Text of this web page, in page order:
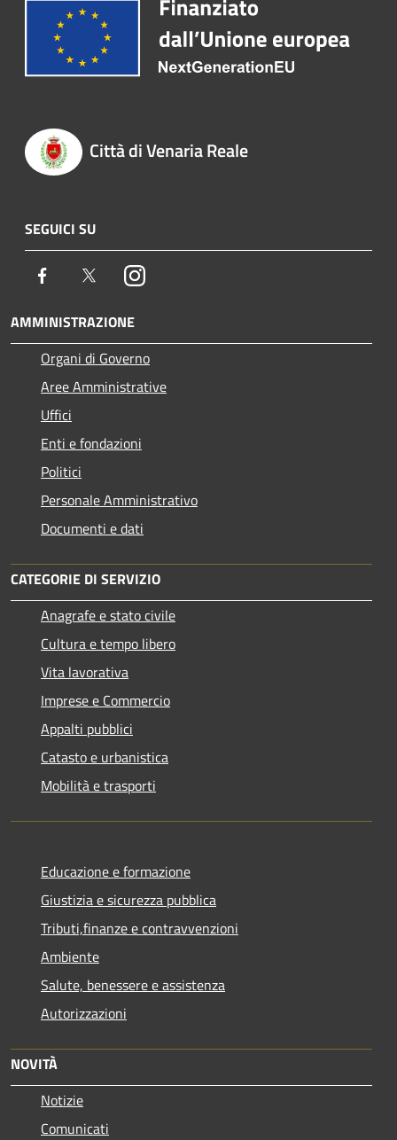
Città di Venaria Reale
SEGUICI SU
Facebook TwitterInstagram
AMMINISTRAZIONE
Organi di Governo
Aree Amministrative
Uffici
Enti e fondazioni
Politici
Personale Amministrativo
Documenti e dati
CATEGORIE DI SERVIZIO
Anagrafe e stato civile
Cultura e tempo libero
Vita lavorativa
Imprese e Commercio
Appalti pubblici
Catasto e urbanistica
Mobilità e trasporti
Educazione e formazione
Giustizia e sicurezza pubblica
Tributi,finanze e contravvenzioni
Ambiente
Salute, benessere e assistenza
Autorizzazioni
NOVITÀ
Notizie
Comunicati